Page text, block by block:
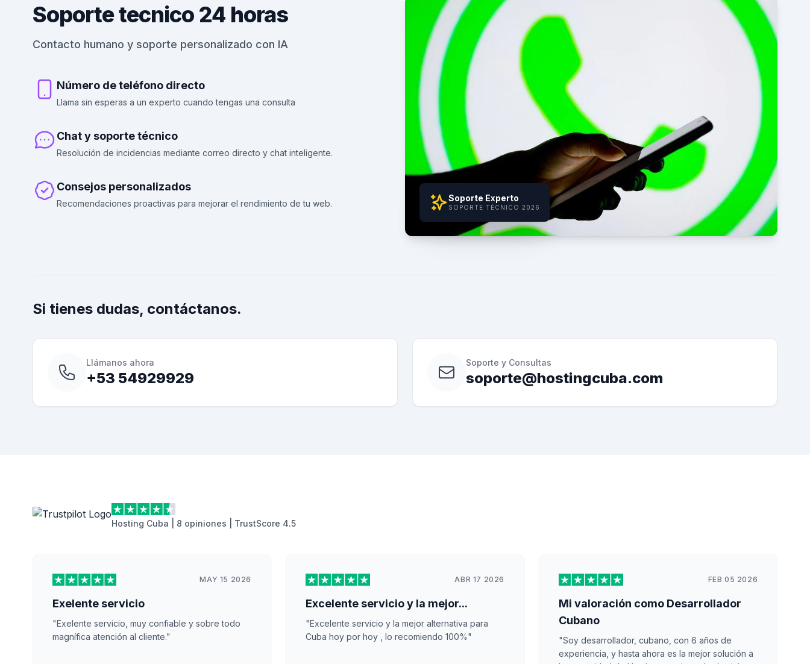
Soporte tecnico 24 horas
Contacto humano y soporte personalizado con IA
Número de teléfono directo
Llama sin esperas a un experto cuando tengas una consulta
Chat y soporte técnico
Resolución de incidencias mediante correo directo y chat inteligente.
Consejos personalizados
Recomendaciones proactivas para mejorar el rendimiento de tu web.
Soporte Experto
SOPORTE TÉCNICO 2026
Si tienes dudas, contáctanos.
Llámanos ahora
+53 54929929
Soporte y Consultas
soporte@hostingcuba.com
Hosting Cuba | 8 opiniones | TrustScore 4.5
MAY 15 2026
Exelente servicio
"Exelente servicio, muy confiable y sobre todo
magnífica atención al cliente."
ABR 17 2026
Excelente servicio y la mejor...
"Excelente servicio y la mejor alternativa para
Cuba hoy por hoy , lo recomiendo 100%"
FEB 05 2026
Mi valoración como Desarrollador
Cubano
"Soy desarrollador, cubano, con 6 años de
experiencia, y hasta ahora es la mejor solución a